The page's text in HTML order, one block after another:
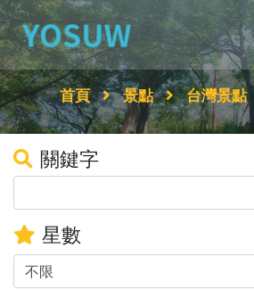
首頁 景點 台灣景點
關鍵字
星數